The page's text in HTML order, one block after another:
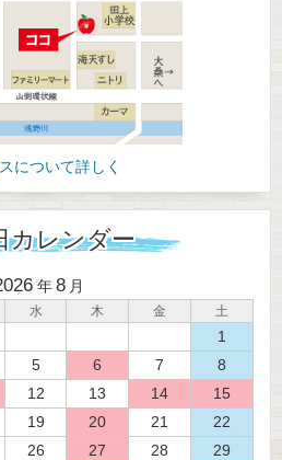
について詳しく
カレンダー
年 8 月
水 木 金 土
1
5 6 7
8
12 13 14
15
19 20 21
22
26 27 28
29